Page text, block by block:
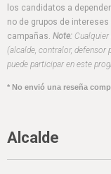
h
e
r
e
los candidatos a
no de grupos de
campañas. Note:
(alcalde, contralor, defensor
puede participar en este
* No envió una reseña
Alcalde